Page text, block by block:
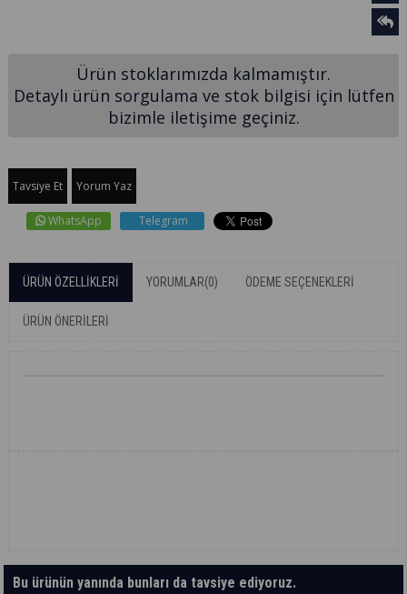
Ürün stoklarımızda kalmamıştır.
Detaylı ürün sorgulama ve stok bilgisi için lütfen
bizimle iletişime geçiniz.
Tavsiye Et Yorum Yaz
WhatsApp Telegram
ÜRÜN ÖZELLIKLERI YORUMLAR(0) ÖDEME SEÇENEKLERI
ÜRÜN ÖNERILERI
Bu ürünün yanında bunları da tavsiye ediyoruz.